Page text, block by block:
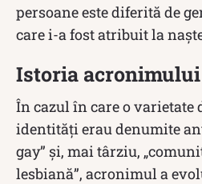
persoane este diferită de
care i-a fost atribuit la
Istoria acronimului
În cazul în care o varietate
identități erau denumite
gay” și, mai târziu,
lesbiană”, acronimul a